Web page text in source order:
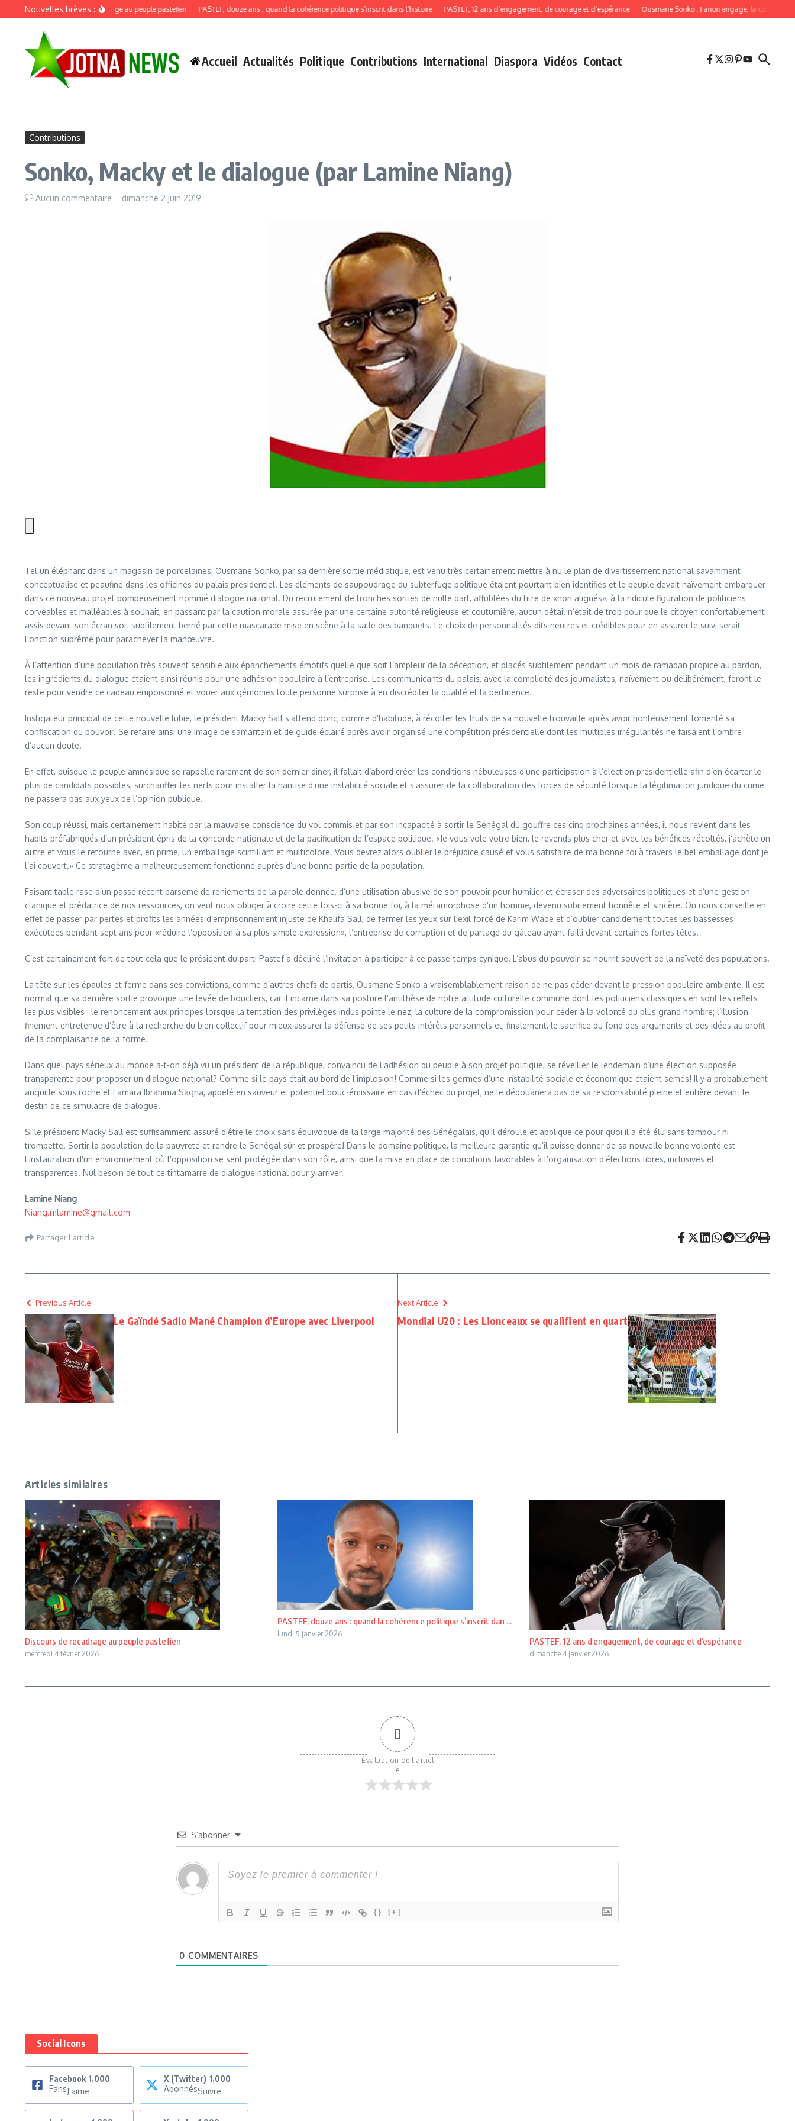
Aller au contenu
Nouvelles brèves :
Discours de recadrage au peuple pastefien PASTEF, douze ans : quand la cohérence politique s’inscrit dans l’histoire PASTEF, 12 ans d’engagement, de courage et d’espérance Ousmane Sonko : Fanon engage, la cohérence oblige
Accueil Actualités Politique Contributions International Diaspora Vidéos Contact
Contributions
Sonko, Macky et le dialogue (par Lamine Niang)
Aucun commentaire dimanche 2 juin 2019
Tel un éléphant dans un magasin de porcelaines, Ousmane Sonko, par sa dernière sortie médiatique, est venu très certainement mettre à nu le plan de divertissement national savamment
conceptualisé et peaufiné dans les officines du palais présidentiel. Les éléments de saupoudrage du subterfuge politique étaient pourtant bien identifiés et le peuple devait naïvement embarquer
dans ce nouveau projet pompeusement nommé dialogue national. Du recrutement de tronches sorties de nulle part, affublées du titre de «non alignés», à la ridicule figuration de politiciens
corvéables et malléables à souhait, en passant par la caution morale assurée par une certaine autorité religieuse et coutumière, aucun détail n’était de trop pour que le citoyen confortablement
assis devant son écran soit subtilement berné par cette mascarade mise en scène à la salle des banquets. Le choix de personnalités dits neutres et crédibles pour en assurer le suivi serait
l’onction suprême pour parachever la manœuvre.
À l’attention d’une population très souvent sensible aux épanchements émotifs quelle que soit l’ampleur de la déception, et placés subtilement pendant un mois de ramadan propice au pardon,
les ingrédients du dialogue étaient ainsi réunis pour une adhésion populaire à l’entreprise. Les communicants du palais, avec la complicité des journalistes, naïvement ou délibérément, feront le
reste pour vendre ce cadeau empoisonné et vouer aux gémonies toute personne surprise à en discréditer la qualité et la pertinence.
Instigateur principal de cette nouvelle lubie, le président Macky Sall s’attend donc, comme d’habitude, à récolter les fruits de sa nouvelle trouvaille après avoir honteusement fomenté sa
confiscation du pouvoir. Se refaire ainsi une image de samaritain et de guide éclairé après avoir organisé une compétition présidentielle dont les multiples irrégularités ne faisaient l’ombre
d’aucun doute.
En effet, puisque le peuple amnésique se rappelle rarement de son dernier diner, il fallait d’abord créer les conditions nébuleuses d’une participation à l’élection présidentielle afin d’en écarter le
plus de candidats possibles, surchauffer les nerfs pour installer la hantise d’une instabilité sociale et s’assurer de la collaboration des forces de sécurité lorsque la légitimation juridique du crime
ne passera pas aux yeux de l’opinion publique.
Son coup réussi, mais certainement habité par la mauvaise conscience du vol commis et par son incapacité à sortir le Sénégal du gouffre ces cinq prochaines années, il nous revient dans les
habits préfabriqués d’un président épris de la concorde nationale et de la pacification de l’espace politique. «Je vous vole votre bien, le revends plus cher et avec les bénéfices récoltés, j’achète un
autre et vous le retourne avec, en prime, un emballage scintillant et multicolore. Vous devrez alors oublier le préjudice causé et vous satisfaire de ma bonne foi à travers le bel emballage dont je
l’ai couvert.» Ce stratagème a malheureusement fonctionné auprès d’une bonne partie de la population.
Faisant table rase d’un passé récent parsemé de reniements de la parole donnée, d’une utilisation abusive de son pouvoir pour humilier et écraser des adversaires politiques et d’une gestion
clanique et prédatrice de nos ressources, on veut nous obliger à croire cette fois-ci à sa bonne foi, à la métamorphose d’un homme, devenu subitement honnête et sincère. On nous conseille en
effet de passer par pertes et profits les années d’emprisonnement injuste de Khalifa Sall, de fermer les yeux sur l’exil forcé de Karim Wade et d’oublier candidement toutes les bassesses
exécutées pendant sept ans pour «réduire l’opposition à sa plus simple expression», l’entreprise de corruption et de partage du gâteau ayant failli devant certaines fortes têtes.
C’est certainement fort de tout cela que le président du parti Pastef a décliné l’invitation à participer à ce passe-temps cynique. L’abus du pouvoir se nourrit souvent de la naïveté des populations.
La tête sur les épaules et ferme dans ses convictions, comme d’autres chefs de partis, Ousmane Sonko a vraisemblablement raison de ne pas céder devant la pression populaire ambiante. Il est
normal que sa dernière sortie provoque une levée de boucliers, car il incarne dans sa posture l’antithèse de notre attitude culturelle commune dont les politiciens classiques en sont les reflets
les plus visibles : le renoncement aux principes lorsque la tentation des privilèges indus pointe le nez; la culture de la compromission pour céder à la volonté du plus grand nombre; l’illusion
finement entretenue d’être à la recherche du bien collectif pour mieux assurer la défense de ses petits intérêts personnels et, finalement, le sacrifice du fond des arguments et des idées au profit
de la complaisance de la forme.
Dans quel pays sérieux au monde a-t-on déjà vu un président de la république, convaincu de l’adhésion du peuple à son projet politique, se réveiller le lendemain d’une élection supposée
transparente pour proposer un dialogue national? Comme si le pays était au bord de l’implosion! Comme si les germes d’une instabilité sociale et économique étaient semés! Il y a probablement
anguille sous roche et Famara Ibrahima Sagna, appelé en sauveur et potentiel bouc-émissaire en cas d’échec du projet, ne le dédouanera pas de sa responsabilité pleine et entière devant le
destin de ce simulacre de dialogue.
Si le président Macky Sall est suffisamment assuré d’être le choix sans équivoque de la large majorité des Sénégalais, qu’il déroule et applique ce pour quoi il a été élu sans tambour ni
trompette. Sortir la population de la pauvreté et rendre le Sénégal sûr et prospère! Dans le domaine politique, la meilleure garantie qu’il puisse donner de sa nouvelle bonne volonté est
l’instauration d’un environnement où l’opposition se sent protégée dans son rôle, ainsi que la mise en place de conditions favorables à l’organisation d’élections libres, inclusives et
transparentes. Nul besoin de tout ce tintamarre de dialogue national pour y arriver.
Lamine Niang
Niang.mlamine@gmail.com
Partager l'article
Previous Article
Le Gaïndé Sadio Mané Champion d’Europe avec Liverpool
Next Article
Mondial U20 : Les Lionceaux se qualifient en quart
Articles similaires
Discours de recadrage au peuple pastefien
mercredi 4 février 2026
PASTEF, douze ans : quand la cohérence politique s’inscrit dan ...
lundi 5 janvier 2026
PASTEF, 12 ans d’engagement, de courage et d’espérance
dimanche 4 janvier 2026
0
Évaluation de l'articl
e
S’abonner
{} [+]
0 COMMENTAIRES
Social Icons
Facebook 1,000
FansJ'aime
X (Twitter) 1,000
AbonnésSuivre